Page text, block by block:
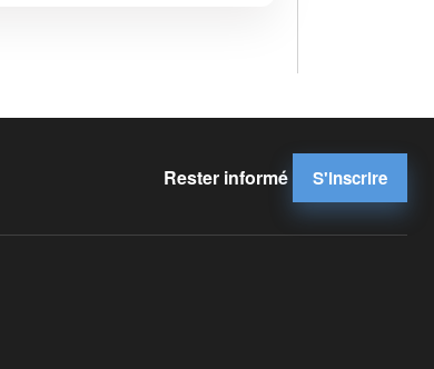
Rester informé S'inscrire